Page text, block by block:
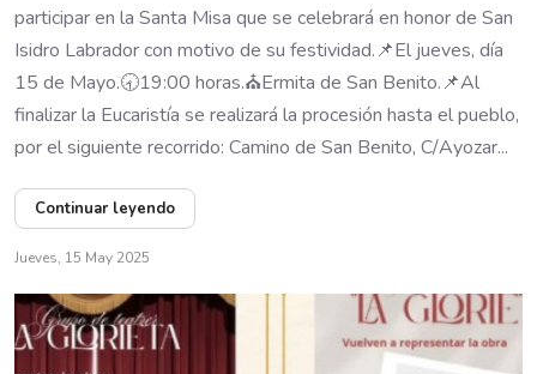
participar en la Santa Misa que se celebrará en honor de San
Isidro Labrador con motivo de su festividad.📌El jueves, día
15 de Mayo.🕣19:00 horas.⛪Ermita de San Benito.📌Al
finalizar la Eucaristía se realizará la procesión hasta el pueblo,
por el siguiente recorrido: Camino de San Benito, C/Ayozar...
Continuar leyendo
Jueves, 15 May 2025